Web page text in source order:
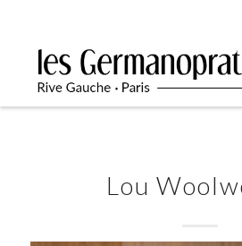
Lou